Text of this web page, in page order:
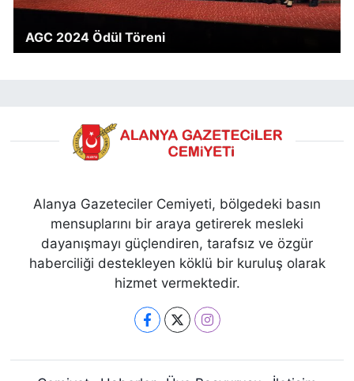
AGC 2024 Ödül Töreni
Alanya Gazeteciler Cemiyeti, bölgedeki basın
mensuplarını bir araya getirerek mesleki
dayanışmayı güçlendiren, tarafsız ve özgür
haberciliği destekleyen köklü bir kuruluş olarak
hizmet vermektedir.